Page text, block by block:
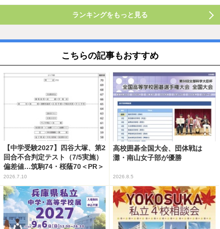
ランキングをもっと見る
こちらの記事もおすすめ
【中学受験2027】四谷大塚、第2
回合不合判定テスト（7/5実施）
偏差値…筑駒74・桜蔭70＜PR＞
2026.7.10
高校囲碁全国大会、団体戦は
灘・南山女子部が優勝
2026.8.5